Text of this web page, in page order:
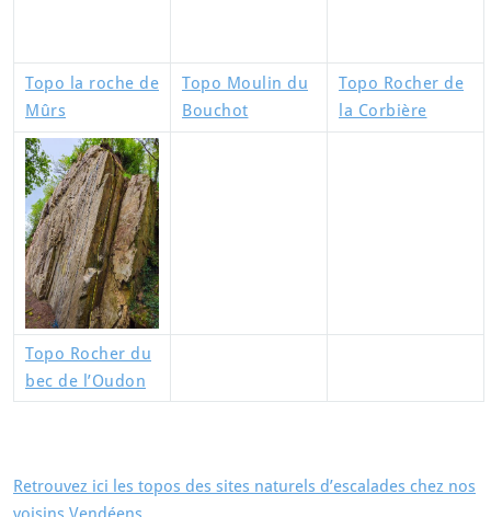
Topo la roche de
Mûrs
Topo Moulin du
Bouchot
Topo Rocher de
la Corbière
Topo Rocher du
bec de l’Oudon
Retrouvez ici les topos des sites naturels d’escalades chez nos